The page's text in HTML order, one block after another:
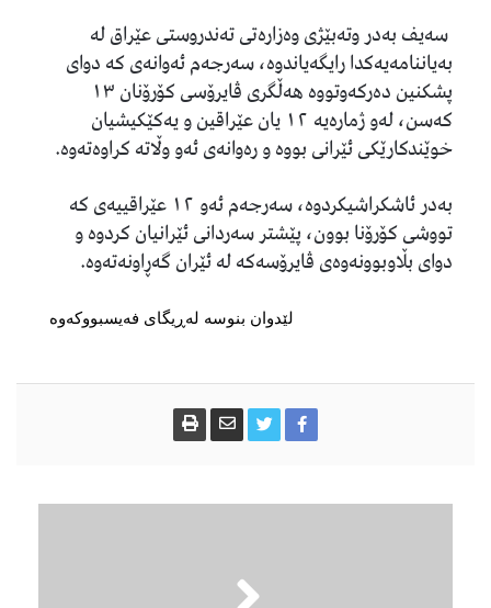
سەیف بەدر وتەبێژى وەزارەتى تەندروستى عێراق لە
بەیاننامەیەکدا رایگەیاندوە، سەرجەم ئەوانەى کە دواى
پشکنین دەرکەوتووە هەڵگرى ڤایرۆسى کۆرۆنان ١٣
کەسن، لەو ژمارەیە ١٢ یان عێراقین و یەکێکیشیان
خوێندکارێکى ئێرانى بووە و رەوانەى ئەو وڵاتە کراوەتەوە.
بەدر ئاشکراشیکردوە، سەرجەم ئەو ١٢ عێراقییەى کە
تووشى کۆرۆنا بوون، پێشتر سەردانى ئێرانیان کردوە و
دواى بڵاوبوونەوەى ڤایرۆسەکە لە ئێران گەڕاونەتەوە.
لێدوان بنوسە لەڕیگای فەیسبووکەوە